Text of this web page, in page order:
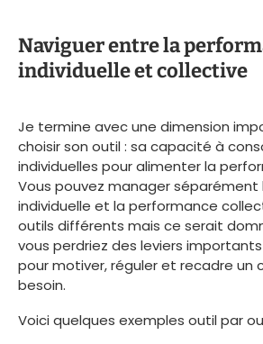
Naviguer entre la
individuelle et collective
Je termine avec une dimension
choisir son outil : sa capacité à
individuelles pour alimenter la
Vous pouvez manager
individuelle et la performance
outils différents mais ce serait
vous perdriez des leviers
pour motiver, réguler et recadre un
besoin.
Voici quelques exemples outil par